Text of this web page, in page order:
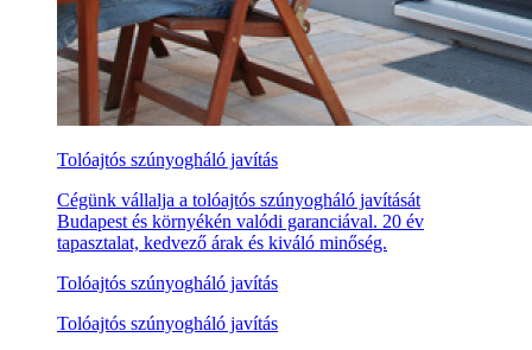
Tolóajtós szúnyogháló javítás
Cégünk vállalja a tolóajtós szúnyogháló javítását
Budapest és környékén valódi garanciával. 20 év
tapasztalat, kedvező árak és kiváló minőség.
Tolóajtós szúnyogháló javítás
Tolóajtós szúnyogháló javítás